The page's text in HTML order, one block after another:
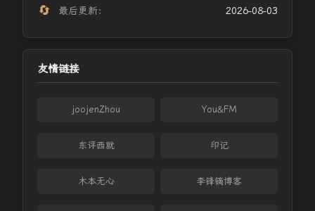
🔄 最后更新： 2026-08-03
友情链接
joojenZhou You&FM
东评西就 印记
木本无心 李锋镝博客